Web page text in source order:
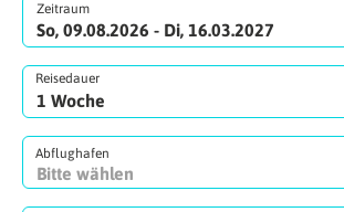
Zeitraum
So, 09.08.2026 - Di, 16.03.2027
Reisedauer
Abflughafen